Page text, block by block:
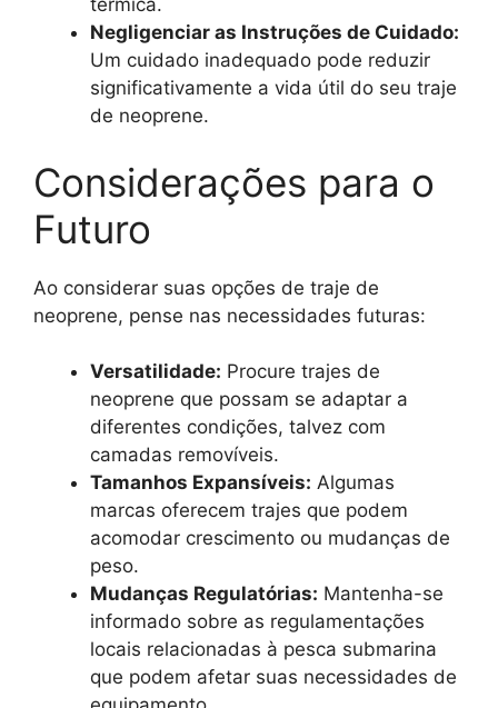
térmica.
Negligenciar as Instruções de Cuidado:
Um cuidado inadequado pode reduzir
significativamente a vida útil do seu traje
de neoprene.
Considerações para o
Futuro
Ao considerar suas opções de traje de
neoprene, pense nas necessidades futuras:
Versatilidade: Procure trajes de
neoprene que possam se adaptar a
diferentes condições, talvez com
camadas removíveis.
Tamanhos Expansíveis: Algumas
marcas oferecem trajes que podem
acomodar crescimento ou mudanças de
peso.
Mudanças Regulatórias: Mantenha-se
informado sobre as regulamentações
locais relacionadas à pesca submarina
que podem afetar suas necessidades de